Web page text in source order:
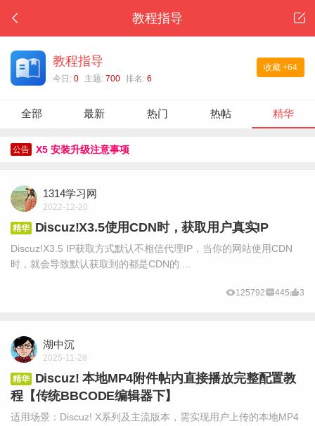
教程指导
收藏 +64
教程指导
今日: 0 主题: 700 排名: 6
全部 最新 热门 热帖 精华
公告 X5 安装升级注意事项
1314学习网
2022-12-20
精华 Discuz!X3.5使用CDN时，获取用户真实IP
Discuz!X3.5 IP获取方式默认不相信代理IP，当你的网站使用CDN
时，就会导致默认获取到的都是CDN的 ...
125792 445 3
湖中沉
2025-11-28
精华
Discuz! 本地MP4附件帖内直接播放完整配置教
程【传统BBCODE编辑器下】
适用场景：Discuz! X系列及主流版本，需实现用户上传的本地MP4